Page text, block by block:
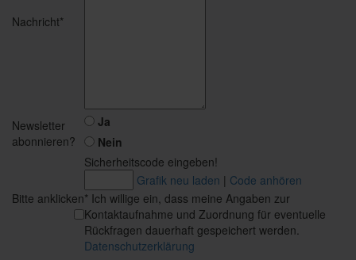
Nachricht*
Newsletter
abonnieren?
Ja
Nein
Sicherheitscode eingeben!
Grafik neu laden | Code anhören
Bitte anklicken* Ich willige ein, dass meine Angaben zur
Kontaktaufnahme und Zuordnung für eventuelle
Rückfragen dauerhaft gespeichert werden.
Datenschutzerklärung